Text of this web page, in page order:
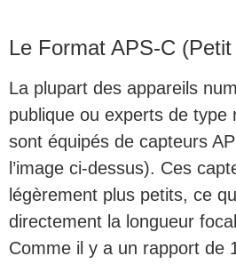
Le Format APS-C
La plupart des appareils
publique ou experts de type
sont équipés de capteurs
l’image ci-dessus). Ces
légèrement plus petits, ce
directement la longueur
Comme il y a un rapport de